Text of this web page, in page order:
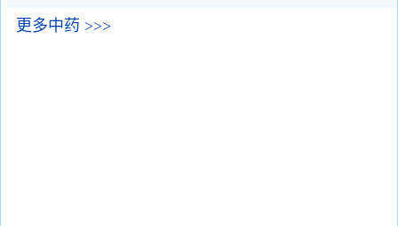
更多中药 >>>